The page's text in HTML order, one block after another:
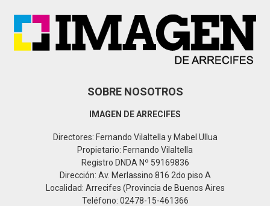
SOBRE NOSOTROS
IMAGEN DE ARRECIFES
Directores: Fernando Vilaltella y Mabel Ullua
Propietario: Fernando Vilaltella
Registro DNDA Nº 59169836
Dirección: Av. Merlassino 816 2do piso A
Localidad: Arrecifes (Provincia de Buenos Aires
Teléfono: 02478-15-461366